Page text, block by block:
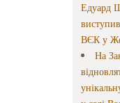
Едуард
ВЄК у
На